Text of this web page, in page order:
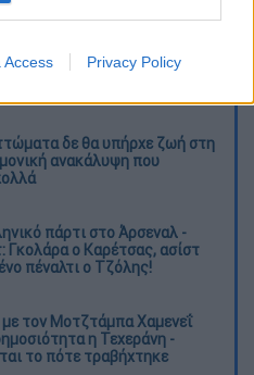
Access Privacy Policy
καταχώρηση
δε θα υπήρχε ζωή στη
ανακάλυψη που
πάρτι στο Άρσεναλ -
Γκολάρα ο Καρέτσας, ασίστ
πέναλτι ο Τζόλης!
με τον Μοτζτάμπα Χαμενεΐ
η Τεχεράνη -
το πότε τραβήχτηκε